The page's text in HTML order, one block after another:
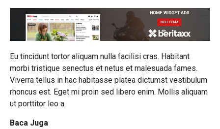
Eu tincidunt tortor aliquam nulla facilisi cras. Habitant
morbi tristique senectus et netus et malesuada fames.
Viverra tellus in hac habitasse platea dictumst vestibulum
rhoncus est. Eget mi proin sed libero enim. Mollis aliquam
ut porttitor leo a.
Baca Juga